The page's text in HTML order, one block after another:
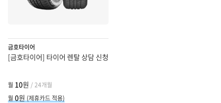
금호타이어
[금호타이어] 타이어 렌탈 상담 신청
월 10원 / 24개월
월 0원 (제휴카드 적용)